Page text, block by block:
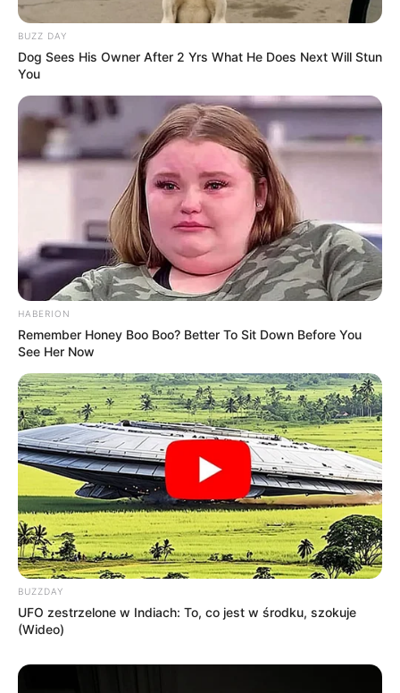
BUZZ DAY
Dog Sees His Owner After 2 Yrs What He Does Next Will Stun
You
HABERION
Remember Honey Boo Boo? Better To Sit Down Before You
See Her Now
BUZZDAY
UFO zestrzelone w Indiach: To, co jest w środku, szokuje
(Wideo)